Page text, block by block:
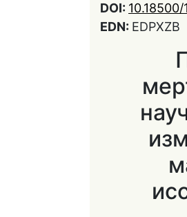
DOI:
EDN: EDPXZB